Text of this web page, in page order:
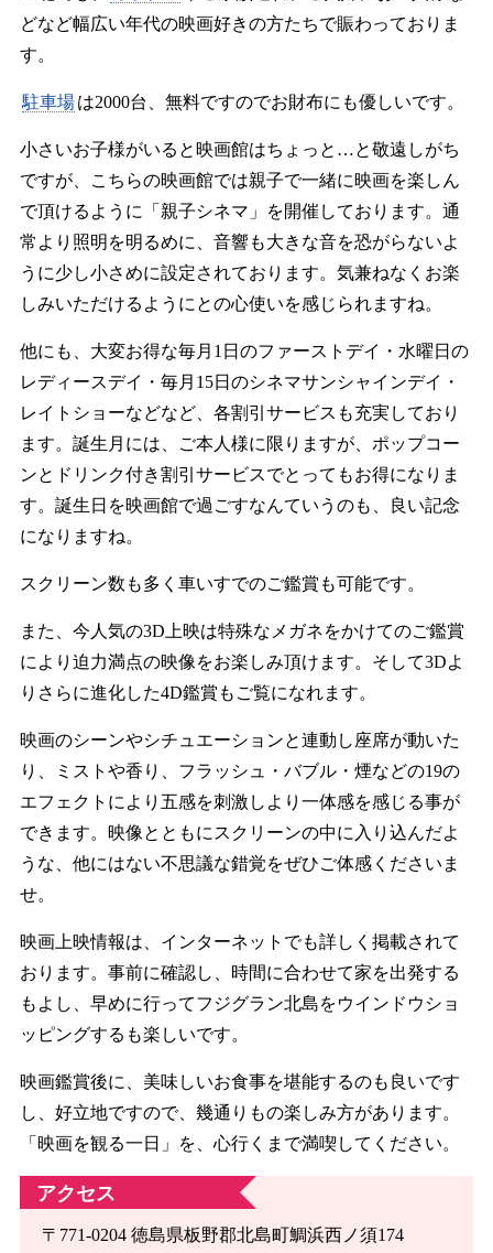
どなど幅広い年代の映画好きの方たちで賑わっておりま
す。
駐車場は2000台、無料ですのでお財布にも優しいです。
小さいお子様がいると映画館はちょっと…と敬遠しがち
ですが、こちらの映画館では親子で一緒に映画を楽しん
で頂けるように「親子シネマ」を開催しております。通
常より照明を明るめに、音響も大きな音を恐がらないよ
うに少し小さめに設定されております。気兼ねなくお楽
しみいただけるようにとの心使いを感じられますね。
他にも、大変お得な毎月1日のファーストデイ・水曜日の
レディースデイ・毎月15日のシネマサンシャインデイ・
レイトショーなどなど、各割引サービスも充実しており
ます。誕生月には、ご本人様に限りますが、ポップコー
ンとドリンク付き割引サービスでとってもお得になりま
す。誕生日を映画館で過ごすなんていうのも、良い記念
になりますね。
スクリーン数も多く車いすでのご鑑賞も可能です。
また、今人気の3D上映は特殊なメガネをかけてのご鑑賞
により迫力満点の映像をお楽しみ頂けます。そして3Dよ
りさらに進化した4D鑑賞もご覧になれます。
映画のシーンやシチュエーションと連動し座席が動いた
り、ミストや香り、フラッシュ・バブル・煙などの19の
エフェクトにより五感を刺激しより一体感を感じる事が
できます。映像とともにスクリーンの中に入り込んだよ
うな、他にはない不思議な錯覚をぜひご体感くださいま
せ。
映画上映情報は、インターネットでも詳しく掲載されて
おります。事前に確認し、時間に合わせて家を出発する
もよし、早めに行ってフジグラン北島をウインドウショ
ッピングするも楽しいです。
映画鑑賞後に、美味しいお食事を堪能するのも良いです
し、好立地ですので、幾通りもの楽しみ方があります。
「映画を観る一日」を、心行くまで満喫してください。
アクセス
〒771-0204 徳島県板野郡北島町鯛浜西ノ須174